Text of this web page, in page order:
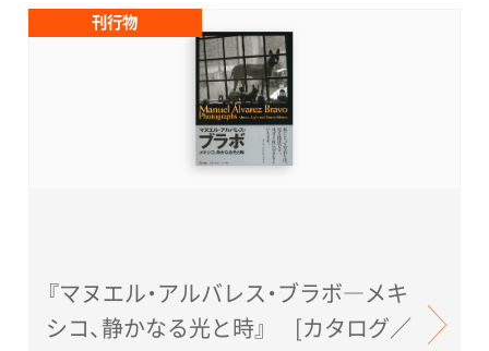
刊行物
『マヌエル・アルバレス・ブラボ―メキ
シコ、静かなる光と時』 [カタログ／